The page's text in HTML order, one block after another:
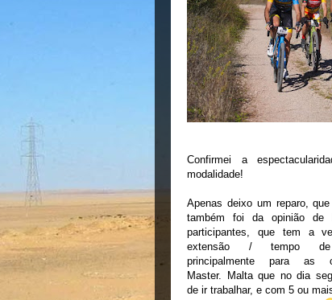
Confirmei a
modalidade!
Apenas deixo um reparo,
também foi da opinião de
participantes, que tem a
extensão / tempo de
principalmente para as
Master. Malta que no dia
de ir trabalhar, e com 5 ou